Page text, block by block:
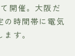
開催。大阪だ
の時間帯に電気
す。